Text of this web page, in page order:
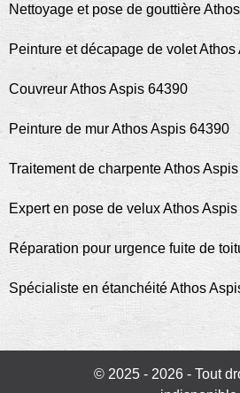
Nettoyage et pose de gouttière
Peinture et décapage de volet
Couvreur Athos Aspis 64390
Peinture de mur Athos Aspis 64390
Traitement de charpente Athos
Expert en pose de velux Athos
Réparation pour urgence fuite de
Spécialiste en étanchéité Athos
© 2025 - 2026 - Tout